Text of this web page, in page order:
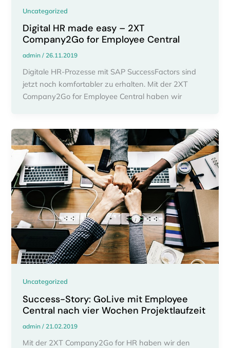
Uncategorized
Digital HR made easy – 2XT
Company2Go for Employee Central
admin/26.11.2019
Digitale HR-Prozesse mit SAP SuccessFactors sind
jetzt noch komfortabler zu erhalten. Mit der 2XT
Company2Go for Employee Central haben wir
Uncategorized
Success-Story: GoLive mit Employee
Central nach vier Wochen Projektlaufzeit
admin/21.02.2019
Mit der 2XT Company2Go for HR haben wir den